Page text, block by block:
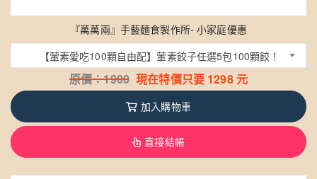
『萬萬兩』手藝麵食製作所- 小家庭優惠
【葷素愛吃100顆自由配】葷素餃子任選5包100顆餃！
原價：1900 現在特價只要 1298元
加入購物車
直接結帳